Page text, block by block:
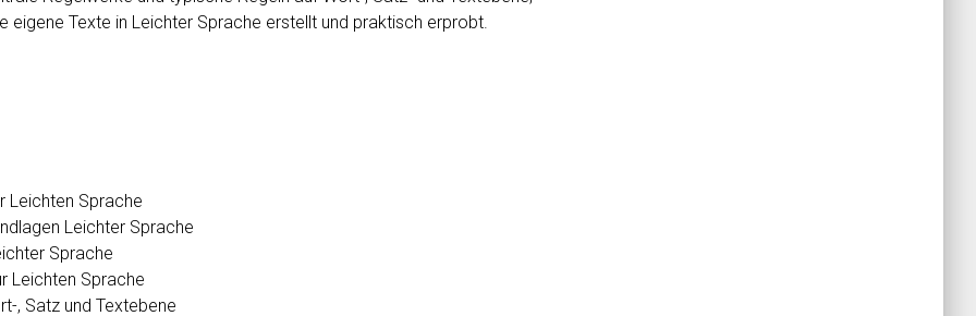
eigene Texte in Leichter Sprache erstellt und praktisch erprobt.
Leichten Sprache
Leichter Sprache
Sprache
Leichten Sprache
, Satz und Textebene